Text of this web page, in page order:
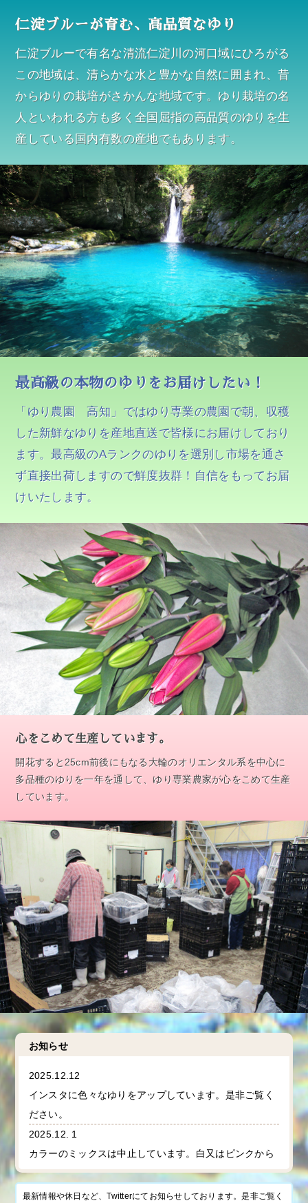
仁淀ブルーが育む、高品質なゆり
仁淀ブルーで有名な清流仁淀川の河口域にひろがる
この地域は、清らかな水と豊かな自然に囲まれ、昔
からゆりの栽培がさかんな地域です。ゆり栽培の名
人といわれる方も多く全国屈指の高品質のゆりを生
産している国内有数の産地でもあります。
最高級の本物のゆりをお届けしたい！
「ゆり農園 高知」ではゆり専業の農園で朝、収穫
した新鮮なゆりを産地直送で皆様にお届けしており
ます。最高級のAランクのゆりを選別し市場を通さ
ず直接出荷しますので鮮度抜群！自信をもってお届
けいたします。
心をこめて生産しています。
開花すると25cm前後にもなる大輪のオリエンタル系を中心に
多品種のゆりを一年を通して、ゆり専業農家が心をこめて生産
しています。
お知らせ
2025.12.12
インスタに色々なゆりをアップしています。是非ご覧く
ださい。
2025.12. 1
カラーのミックスは中止しています。白又はピンクから
お選びください。
最新情報や休日など、Twitterにてお知らせしております。是非ご覧く